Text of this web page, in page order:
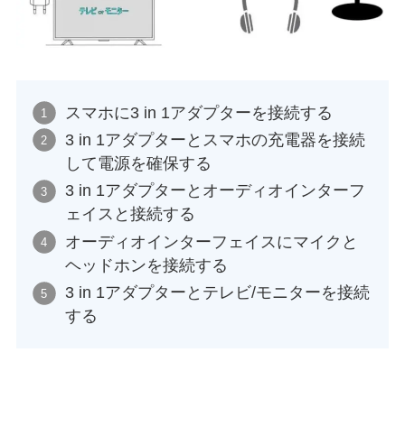
スマホに3 in 1アダプターを接続する
3 in 1アダプターとスマホの充電器を接続
して電源を確保する
3 in 1アダプターとオーディオインターフ
ェイスと接続する
オーディオインターフェイスにマイクと
ヘッドホンを接続する
3 in 1アダプターとテレビ/モニターを接続
する